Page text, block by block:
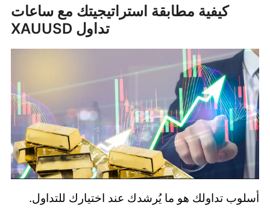
كيفية مطابقة استراتيجيتك مع ساعات
تداول XAUUSD
أسلوب تداولك هو ما يُرشدك عند اختيارك للتداول.